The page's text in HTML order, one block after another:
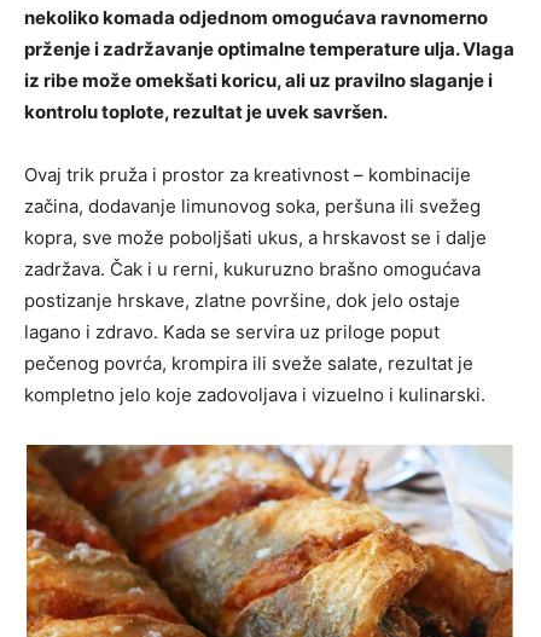
nekoliko komada odjednom omogućava ravnomerno
prženje i zadržavanje optimalne temperature ulja. Vlaga
iz ribe može omekšati koricu, ali uz pravilno slaganje i
kontrolu toplote, rezultat je uvek savršen.
Ovaj trik pruža i prostor za kreativnost – kombinacije
začina, dodavanje limunovog soka, peršuna ili svežeg
kopra, sve može poboljšati ukus, a hrskavost se i dalje
zadržava. Čak i u rerni, kukuruzno brašno omogućava
postizanje hrskave, zlatne površine, dok jelo ostaje
lagano i zdravo. Kada se servira uz priloge poput
pečenog povrća, krompira ili sveže salate, rezultat je
kompletno jelo koje zadovoljava i vizuelno i kulinarski.